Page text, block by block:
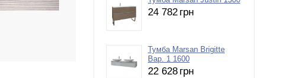
24 782 грн
Тумба Marsan Brigitte
Вар. 1 1600
22 628 грн